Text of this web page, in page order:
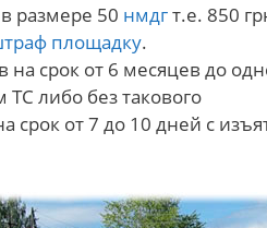
размере 50 нмдгт.е. 850
площадку.
срок от 6 месяцев до
либо без такового
срок от 7 до 10 дней с